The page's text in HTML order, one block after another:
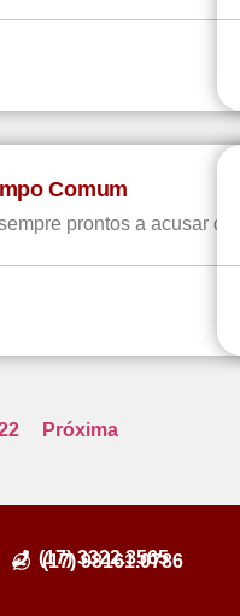
Comum
prontos a acusar de
Próxima
(17) 3322.3565
(17) 98161.0786